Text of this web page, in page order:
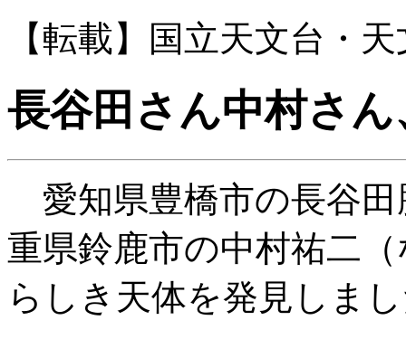
【転載】国立天文台・
長谷田さん中村さ
愛知県豊橋市の長谷
重県鈴鹿市の中村祐二
らしき天体を発見しま